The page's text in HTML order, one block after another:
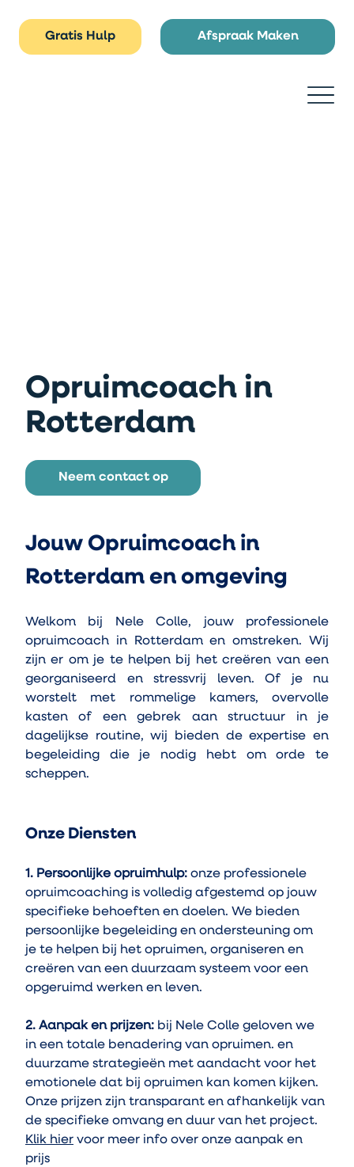
Gratis Hulp Afspraak Maken
Opruimcoach in
Rotterdam
Neem contact op
Jouw Opruimcoach in
Rotterdam en omgeving
Welkom bij Nele Colle, jouw professionele
opruimcoach in Rotterdam en omstreken. Wij
zijn er om je te helpen bij het creëren van een
georganiseerd en stressvrij leven. Of je nu
worstelt met rommelige kamers, overvolle
kasten of een gebrek aan structuur in je
dagelijkse routine, wij bieden de expertise en
begeleiding die je nodig hebt om orde te
scheppen.
Onze Diensten
1. Persoonlijke opruimhulp: onze professionele
opruimcoaching is volledig afgestemd op jouw
specifieke behoeften en doelen. We bieden
persoonlijke begeleiding en ondersteuning om
je te helpen bij het opruimen, organiseren en
creëren van een duurzaam systeem voor een
opgeruimd werken en leven.
2. Aanpak en prijzen: bij Nele Colle geloven we
in een totale benadering van opruimen. en
duurzame strategieën met aandacht voor het
emotionele dat bij opruimen kan komen kijken.
Onze prijzen zijn transparant en afhankelijk van
de specifieke omvang en duur van het project.
Klik hier voor meer info over onze aanpak en
prijs